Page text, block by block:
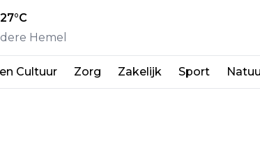
27°C
Hemel
Cultuur Zorg Zakelijk Sport